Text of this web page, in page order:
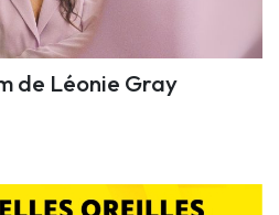
de Léonie Gray